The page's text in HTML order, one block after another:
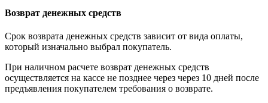
Возврат денежных средств
Срок возврата денежных средств зависит от вида оплаты,
который изначально выбрал покупатель.
При наличном расчете возврат денежных средств
осуществляется на кассе не позднее через через 10 дней после
предъявления покупателем требования о возврате.